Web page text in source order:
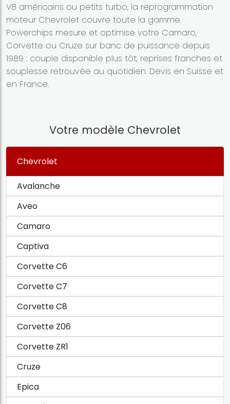
V8 américains ou petits turbo, la reprogrammation
moteur Chevrolet couvre toute la gamme.
Powerchips mesure et optimise votre Camaro,
Corvette ou Cruze sur banc de puissance depuis
1989 : couple disponible plus tôt, reprises franches et
souplesse retrouvée au quotidien. Devis en Suisse et
en France.
Votre modèle Chevrolet
Chevrolet
Avalanche
Aveo
Camaro
Captiva
Corvette C6
Corvette C7
Corvette C8
Corvette Z06
Corvette ZR1
Cruze
Epica